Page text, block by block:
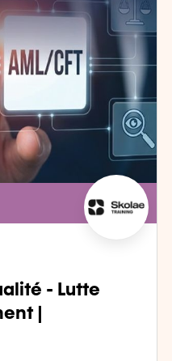
- Lutte
|